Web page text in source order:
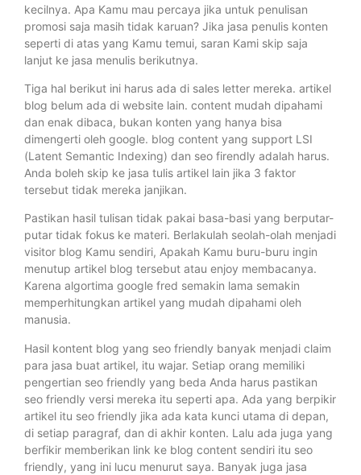
kecilnya. Apa Kamu mau percaya jika untuk penulisan
promosi saja masih tidak karuan? Jika jasa penulis konten
seperti di atas yang Kamu temui, saran Kami skip saja
lanjut ke jasa menulis berikutnya.
Tiga hal berikut ini harus ada di sales letter mereka. artikel
blog belum ada di website lain. content mudah dipahami
dan enak dibaca, bukan konten yang hanya bisa
dimengerti oleh google. blog content yang support LSI
(Latent Semantic Indexing) dan seo firendly adalah harus.
Anda boleh skip ke jasa tulis artikel lain jika 3 faktor
tersebut tidak mereka janjikan.
Pastikan hasil tulisan tidak pakai basa-basi yang berputar-
putar tidak fokus ke materi. Berlakulah seolah-olah menjadi
visitor blog Kamu sendiri, Apakah Kamu buru-buru ingin
menutup artikel blog tersebut atau enjoy membacanya.
Karena algortima google fred semakin lama semakin
memperhitungkan artikel yang mudah dipahami oleh
manusia.
Hasil kontent blog yang seo friendly banyak menjadi claim
para jasa buat artikel, itu wajar. Setiap orang memiliki
pengertian seo friendly yang beda Anda harus pastikan
seo friendly versi mereka itu seperti apa. Ada yang berpikir
artikel itu seo friendly jika ada kata kunci utama di depan,
di setiap paragraf, dan di akhir konten. Lalu ada juga yang
berfikir memberikan link ke blog content sendiri itu seo
friendly, yang ini lucu menurut saya. Banyak juga jasa